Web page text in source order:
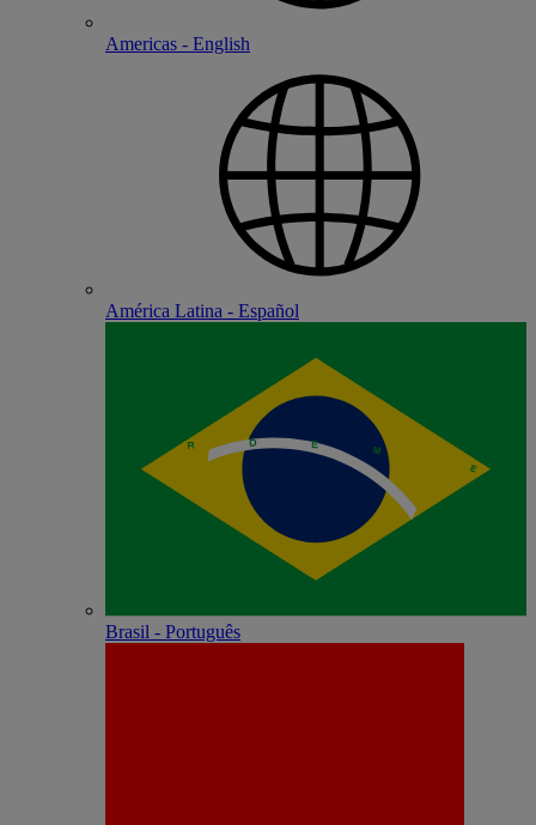
Americas - English
América Latina - Español
Brasil - Português